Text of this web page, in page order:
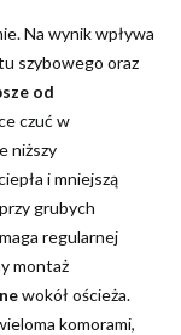
Na wynik wpływa
szybowego oraz
od
czuć w
niższy
i mniejszą
grubych
regularnej
montaż
wokół ościeża.
komorami,